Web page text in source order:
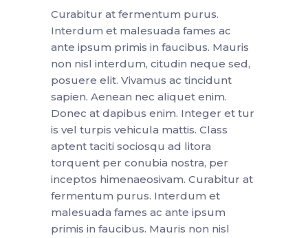
Curabitur at fermentum purus.
Interdum et malesuada fames ac
ante ipsum primis in faucibus. Mauris
non nisl interdum, citudin neque sed,
posuere elit. Vivamus ac tincidunt
sapien. Aenean nec aliquet enim.
Donec at dapibus enim. Integer et tur
is vel turpis vehicula mattis. Class
aptent taciti sociosqu ad litora
torquent per conubia nostra, per
inceptos himenaeosivam. Curabitur at
fermentum purus. Interdum et
malesuada fames ac ante ipsum
primis in faucibus. Mauris non nisl